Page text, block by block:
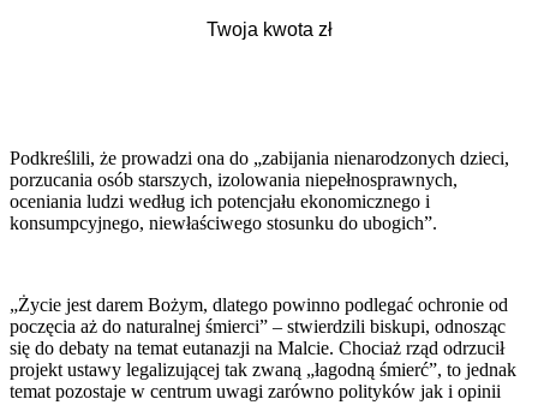
Podkreślili, że prowadzi ona do „zabijania nienarodzonych dzieci,
porzucania osób starszych, izolowania niepełnosprawnych,
oceniania ludzi według ich potencjału ekonomicznego i
konsumpcyjnego, niewłaściwego stosunku do ubogich”.
„Życie jest darem Bożym, dlatego powinno podlegać ochronie od
poczęcia aż do naturalnej śmierci” – stwierdzili biskupi, odnosząc
się do debaty na temat eutanazji na Malcie. Chociaż rząd odrzucił
projekt ustawy legalizującej tak zwaną „łagodną śmierć”, to jednak
temat pozostaje w centrum uwagi zarówno polityków jak i opinii